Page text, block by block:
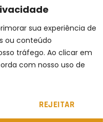
sua experiência de
ou conteúdo
tráfego. Ao clicar em
com nosso uso de
REJEITAR
Sobre nós
Serviços Oferecidos
Catálogo de Peças
Fale Conosco